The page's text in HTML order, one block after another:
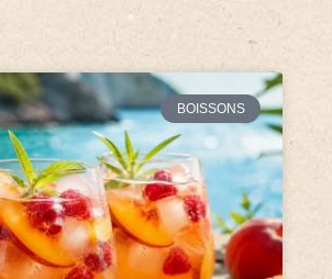
BOISSONS